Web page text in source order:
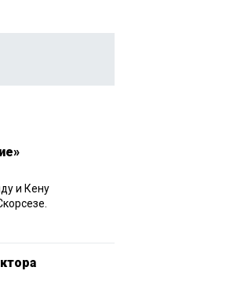
и Кену